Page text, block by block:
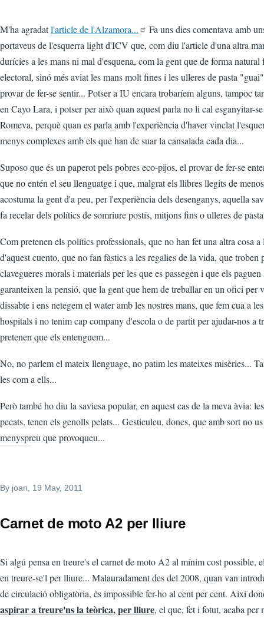
M'ha agradatl'article de l'Alzamora...
Fa uns dies comentava amb
portaveus de l'esquerra light d'ICV que, com diu l'article d'una altra
durícies a les mans ni mal d'esquena, com la gent que de forma natural
electoral, sinó més aviat les mans molt fines i les ulleres de pasta
provar de fer-se sentir... Potser a IU encara trobaríem alguns, tampoc
en Cayo Lara, i potser per això quan aquest parla no li cal esganyitar-
Romeva, perquè quan es parla amb l'experiència d'haver vinclat
menys complexes amb els que han de suar la cansalada cada dia...
Suposo que és un paperot pels pobres eco-pijos, el provar de fer-se
que no entén el seu llenguatge i que, malgrat els llibres llegits de
acostuma la gent d'a peu, per l'experiència dels desenganys, aquella
fa recelar dels polítics de somriure postís, mitjons fins o ulleres de
Com pretenen els polítics professionals, que no han fet una altra cosa
d'aquest cuento, que no fan fàstics a les regalies de la vida, que troben
clavegueres morals i materials per les que es passegen i que els
garanteixen la pensió, que la gent que hem de treballar en un ofici per
dissabte i ens netegem el water amb les nostres mans, que fem cua a
hospitals i no tenim cap company d'escola o de partit per ajudar-nos a
pretenen que els entenguem...
No, no parlem el mateix llenguage, no patim les mateixes misèries...
les com a ells...
Però també ho diu la saviesa popular, en aquest cas de la meva àvia:
pecats, tenen els genolls pelats... Gesticuleu, doncs, que amb sort no
menyspreu que provoqueu...
By joan , 19 May, 2011
Carnet de moto A2 per lliure
Si algú pensa en treure's el carnet de moto A2 al mínim cost possible,
en treure-se'l per lliure... Malauradament des del 2008, quan van
de circulació obligatòria, és impossible fer-ho al cent per cent. Així
aspirar a treure'ns la teòrica, per lliure, el que, fet i fotut, acaba per